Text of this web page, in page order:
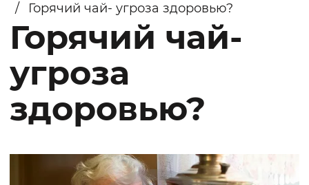
/
Горячий чай- угроза здоровью?
Горячий чай-
угроза
здоровью?